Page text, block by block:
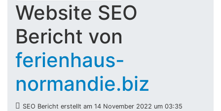
Website SEO
Bericht von
ferienhaus-
normandie.biz
SEO Bericht erstellt am 14 November 2022 um 03:35